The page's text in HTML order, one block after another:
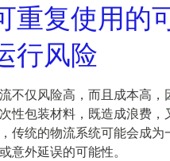
重复使用的
行风险
不仅风险高，而且成本高，
性包装材料，既造成浪费，
传统的物流系统可能会成为
意外延误的可能性。